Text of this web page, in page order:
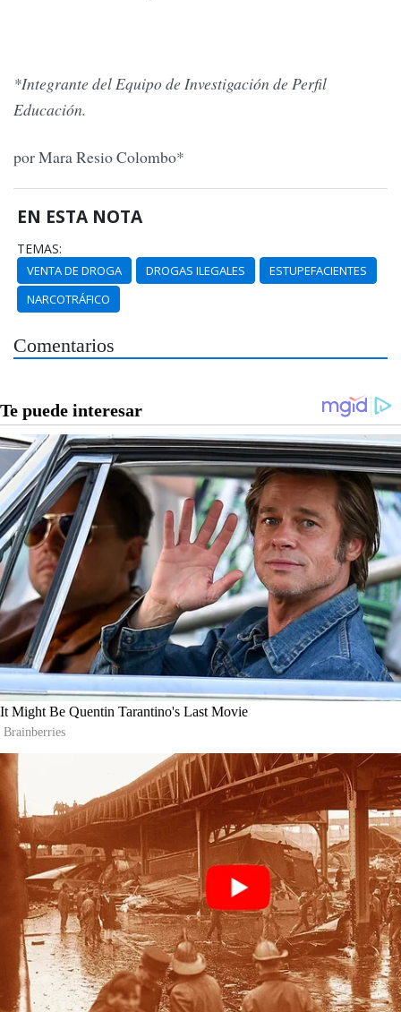
*Integrante del Equipo de Investigación de Perfil
Educación.
por Mara Resio Colombo*
EN ESTA NOTA
TEMAS:
VENTA DE DROGA DROGAS ILEGALES
ESTUPEFACIENTES
NARCOTRÁFICO
Comentarios